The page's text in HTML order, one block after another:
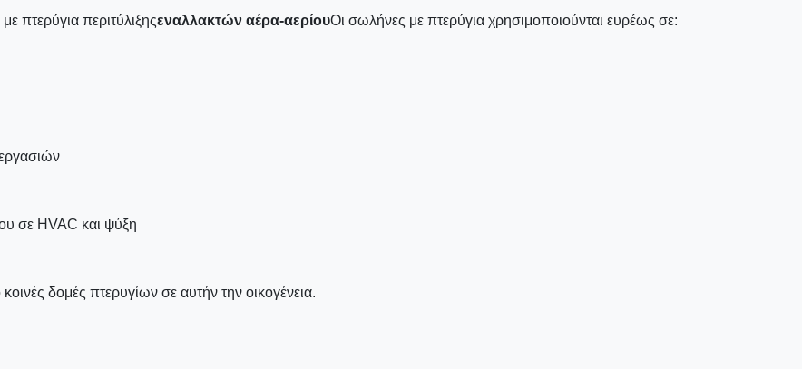
πτερύγια περιτύλιξηςεναλλακτών αέρα-αερίουΟι σωλήνες με πτερύγια χρησιμοποιούνται ευρέως σε:
σε HVAC και ψύξη
δομές πτερυγίων σε αυτήν την οικογένεια.